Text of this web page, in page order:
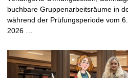
buchbare Gruppenarbeitsräume in
während der Prüfungsperiode vom
2026 …